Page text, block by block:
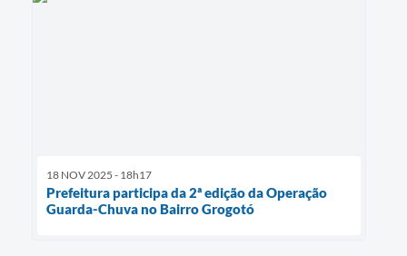
18 NOV 2025 - 18h17
Prefeitura participa da 2ª edição da Operação
Guarda-Chuva no Bairro Grogotó